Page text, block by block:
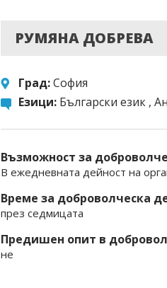
РУМЯНА ДОБРЕВА
Град:София
Езици:Български език ,
Възможност за
В ежедневната дейност на
Време за доброволческа
през седмицата
Предишен опит в
не